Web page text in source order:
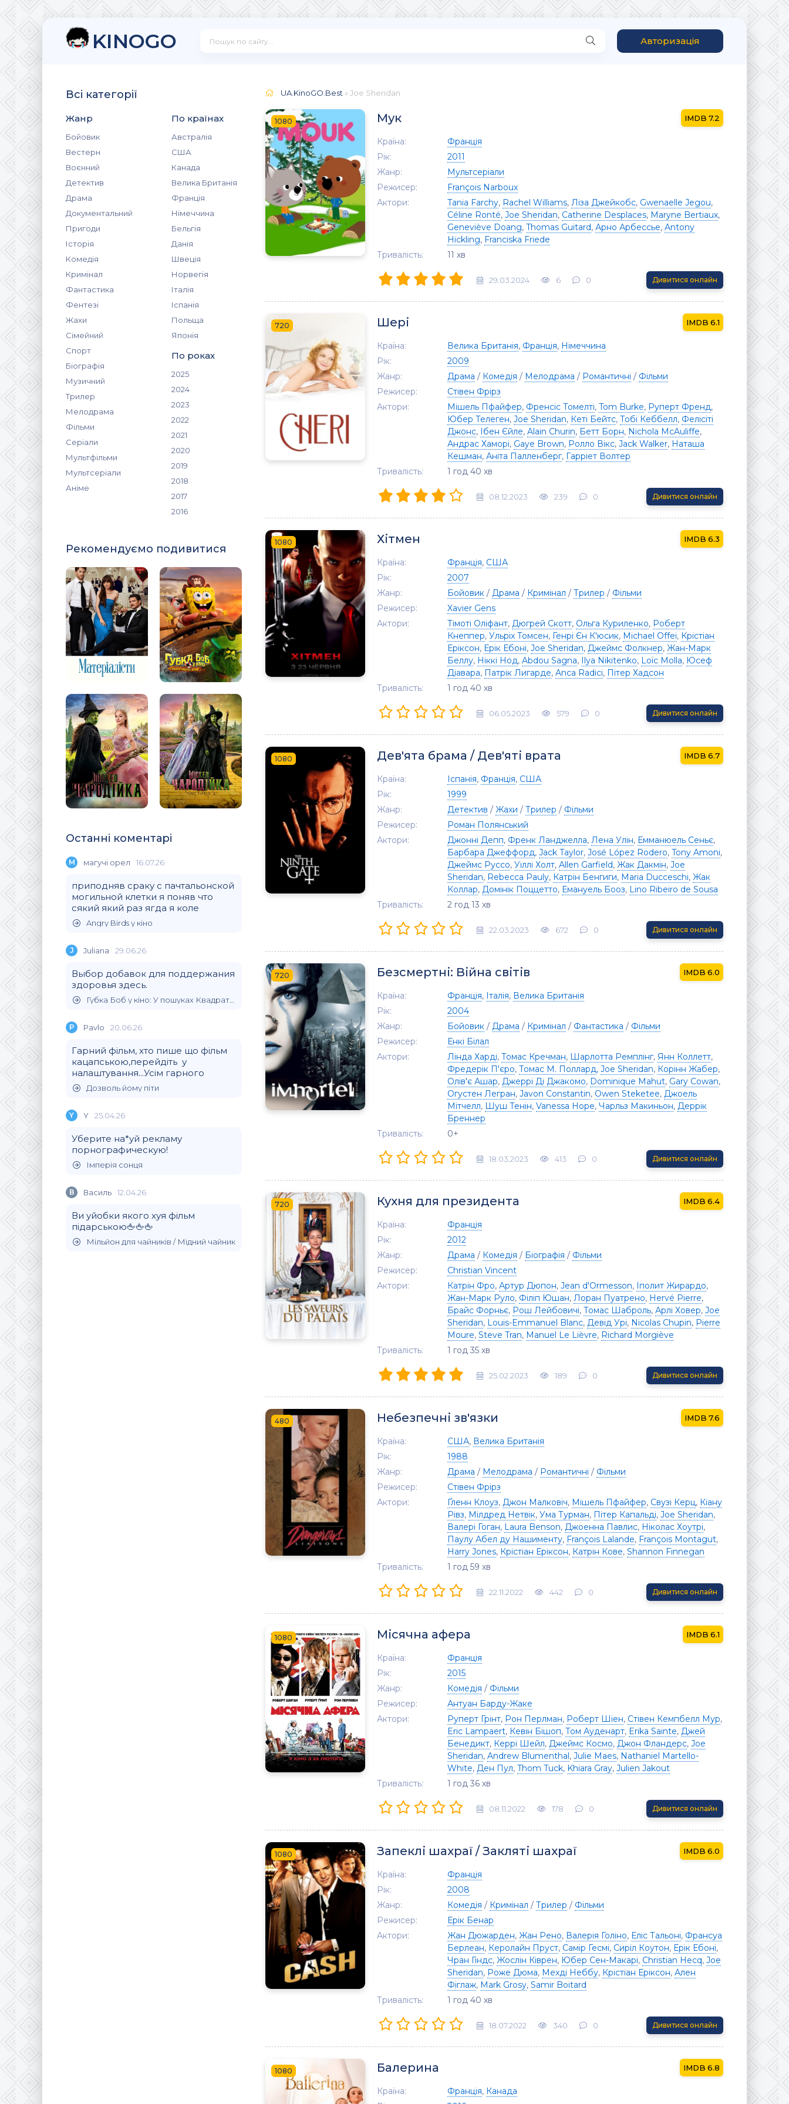
KINOGO Авторизація
Всі категорії
Жанр
Бойовик
Вестерн
Воєнний
Детектив
Драма
Документальний
Пригоди
Історія
Комедія
Кримінал
Фантастика
Фентезі
Жахи
Сімейний
Спорт
Біографія
Музичний
Трилер
Мелодрама
Фільми
Серіали
Мультфільми
Мультсеріали
Аніме
По країнах
Австралія
США
Канада
Велика Британія
Франція
Німеччина
Бельгія
Данія
Швеція
Норвегія
Італія
Іспанія
Польща
Японія
По роках
2025
2024
2023
2022
2021
2020
2019
2018
2017
2016
Рекомендуємо подивитися
Останні коментарі
М магучi орел 16.07.26
приподняв сраку с пачтальонской
могильной клетки я поняв что
сякий який раз ягда я коле
Angry Birds у кіно
J Juliana 29.06.26
Выбор добавок для поддержания
здоровья здесь.
Губка Боб у кіно: У пошуках Квадратних Штанів
P Pavlo 20.06.26
Гарний фільм, хто пише що фільм
кацапською,перейдіть у
налаштування...Усім гарного
Дозволь йому піти
Y Y 25.04.26
Уберите на*уй рекламу
порнографическую!
Імперія сонця
В Василь 12.04.26
Ви уйобки якого хуя фільм
підарською🖕🖕🖕
Мільйон для чайників / Мідний чайник
UA.KinoGO.Best » Joe Sheridan
1080 Мук 7.2
Країна:
Франція
Рік:
2011
Жанр:
Мультсеріали
Режисер:
François Narboux
Актори:
Tania Farchy, Rachel Williams, Ліза Джейкобс, Gwenaelle Jegou,
Céline Ronté, Joe Sheridan, Catherine Desplaces, Maryne Bertiaux,
Geneviève Doang, Thomas Guitard, Арно Арбессье, Antony
Hickling, Franciska Friede
Тривалість:
11 хв
29.03.2024 6 0 Дивитися онлайн
720 Шері 6.1
Країна: Велика Британія, Франція, Німеччина
Рік:
2009
Жанр:
Драма / Комедія / Мелодрама / Романтичні / Фільми
Режисер:
Стівен Фрірз
Актори:
Мішель Пфайфер, Френсіс Томелті, Tom Burke, Руперт Френд,
Юбер Телеген, Joe Sheridan, Кеті Бейтс, Тобі Кеббелл, Фелісіті
Джонс, Ібен Єйле, Alain Churin, Бетт Борн, Nichola McAuliffe,
Андрас Хаморі, Gaye Brown, Ролло Вікс, Jack Walker, Наташа
Кешман, Аніта Палленберг, Гарріет Волтер
Тривалість:
1 год 40 хв
08.12.2023 239 0 Дивитися онлайн
1080 Хітмен 6.3
Країна: Франція, США
Рік:
2007
Жанр:
Бойовик / Драма / Кримінал / Трилер / Фільми
Режисер:
Xavier Gens
Актори:
Тімоті Оліфант, Дюгрей Скотт, Ольга Куриленко, Роберт
Кнеппер, Ульріх Томсен, Генрі Єн К'юсик, Michael Offei, Крістіан
Еріксон, Ерік Ебоні, Joe Sheridan, Джеймс Фолкнер, Жан-Марк
Беллу, Ніккі Нод, Abdou Sagna, Ilya Nikitenko, Loïc Molla, Юсеф
Діавара, Патрік Лигарде, Anca Radici, Пітер Хадсон
Тривалість:
1 год 40 хв
06.05.2023 579 0 Дивитися онлайн
1080 Дев'ята брама / Дев'яті врата 6.7
Країна: Іспанія, Франція, США
Рік:
1999
Жанр:
Детектив / Жахи / Трилер / Фільми
Режисер:
Роман Полянський
Актори:
Джонні Депп, Френк Ланджелла, Лена Улін, Емманюель Сеньє,
Барбара Джеффорд, Jack Taylor, José López Rodero, Tony Amoni,
Джеймс Руссо, Уіллі Холт, Allen Garfield, Жак Дакмін, Joe
Sheridan, Rebecca Pauly, Катрін Бенгиги, Maria Ducceschi, Жак
Коллар, Домінік Поццетто, Емануель Бооз, Lino Ribeiro de Sousa
Тривалість:
2 год 13 хв
22.03.2023 672 0 Дивитися онлайн
720 Безсмертні: Війна світів 6.0
Країна: Франція, Італія, Велика Британія
Рік:
2004
Жанр:
Бойовик / Драма / Кримінал / Фантастика / Фільми
Режисер:
Енкі Білал
Актори:
Лінда Харді, Томас Кречман, Шарлотта Ремплінг, Янн Коллетт,
Фредерік П'єро, Томас М. Поллард, Joe Sheridan, Корінн Жабер,
Олів'є Ашар, Джеррі Ді Джакомо, Dominique Mahut, Gary Cowan,
Огустен Легран, Javon Constantin, Owen Steketee, Джоель
Мітчелл, Шуш Тенін, Vanessa Hope, Чарльз Макиньон, Деррік
Бреннер
Тривалість:
0+
18.03.2023 413 0 Дивитися онлайн
720 Кухня для президента 6.4
Країна:
Франція
Рік:
2012
Жанр:
Драма / Комедія / Біографія / Фільми
Режисер:
Christian Vincent
Актори:
Катрін Фро, Артур Дюпон, Jean d'Ormesson, Іполит Жирардо,
Жан-Марк Руло, Філіп Юшан, Лоран Пуатрено, Hervé Pierre,
Брайс Форньє, Рош Лейбовичі, Томас Шаброль, Арлі Ховер, Joe
Sheridan, Louis-Emmanuel Blanc, Девід Урі, Nicolas Chupin, Pierre
Moure, Steve Tran, Manuel Le Lièvre, Richard Morgiève
Тривалість:
1 год 35 хв
25.02.2023 189 0 Дивитися онлайн
480 Небезпечні зв'язки 7.6
Країна: США, Велика Британія
Рік:
1988
Жанр:
Драма / Мелодрама / Романтичні / Фільми
Режисер:
Стівен Фрірз
Актори:
Ґленн Клоуз, Джон Малковіч, Мішель Пфайфер, Свузі Керц, Кіану
Рівз, Мілдред Нетвік, Ума Турман, Пітер Капальді, Joe Sheridan,
Валері Гоган, Laura Benson, Джоенна Павлис, Ніколас Хоутрі,
Паулу Абел ду Нашименту, François Lalande, François Montagut,
Harry Jones, Крістіан Еріксон, Катрін Кове, Shannon Finnegan
Тривалість:
1 год 59 хв
22.11.2022 442 0 Дивитися онлайн
1080 Місячна афера 6.1
Країна:
Франція
Рік:
2015
Жанр:
Комедія / Фільми
Режисер:
Антуан Барду-Жаке
Актори:
Руперт Грінт, Рон Перлман, Роберт Шіен, Стівен Кемпбелл Мур,
Eric Lampaert, Кевін Бішоп, Том Ауденарт, Erika Sainte, Джей
Бенедикт, Керрі Шейл, Джеймс Космо, Джон Фландерс, Joe
Sheridan, Andrew Blumenthal, Julie Maes, Nathaniel Martello-
White, Ден Пул, Thom Tuck, Khiara Gray, Julien Jakout
Тривалість:
1 год 36 хв
08.11.2022 178 0 Дивитися онлайн
1080 Запеклі шахраї / Закляті шахраї 6.0
Країна:
Франція
Рік:
2008
Жанр:
Комедія / Кримінал / Трилер / Фільми
Режисер:
Ерік Бенар
Актори:
Жан Дюжарден, Жан Рено, Валерія Голіно, Еліс Тальоні, Франсуа
Берлеан, Керолайн Пруст, Самір Гесмі, Сиріл Коутон, Ерік Ебоні,
Чран Гіндс, Жослін Ківрен, Юбер Сен-Макарі, Christian Hecq, Joe
Sheridan, Роже Дюма, Мехді Неббу, Крістіан Еріксон, Ален
Фіглаж, Mark Grosy, Samir Boitard
Тривалість:
1 год 40 хв
18.07.2022 340 0 Дивитися онлайн
1080 Балерина 6.8
Країна: Франція, Канада